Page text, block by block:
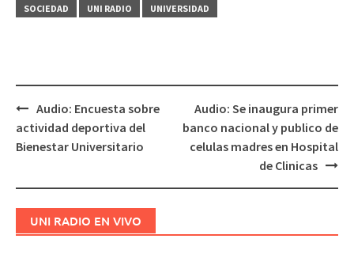
SOCIEDAD
UNI RADIO UNIVERSIDAD
Navegación
de
Audio: Encuesta sobre
actividad deportiva del
Bienestar Universitario
Audio: Se inaugura primer
banco nacional y publico de
celulas madres en Hospital
de Clinicas
UNI RADIO EN VIVO